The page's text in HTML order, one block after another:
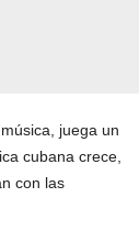
juega un
cubana crece,
con las